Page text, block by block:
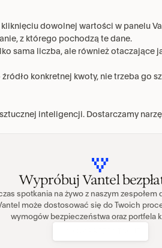
kliknięciu dowolnej wartości w panelu
z którego pochodzą te dane.
sama liczba, ale również otaczające
konkretnej kwoty, nie trzeba go
inteligencji. Dostarczamy
Wypróbuj Vantel
spotkania na żywo z naszym zespołem
może dostosować się do Twoich
wymogów bezpieczeństwa oraz portfela